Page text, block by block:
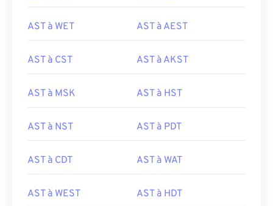
AST à WET AST à AEST
AST à CST AST à AKST
AST à MSK AST à HST
AST à NST AST à PDT
AST à CDT AST à WAT
AST à WEST AST à HDT